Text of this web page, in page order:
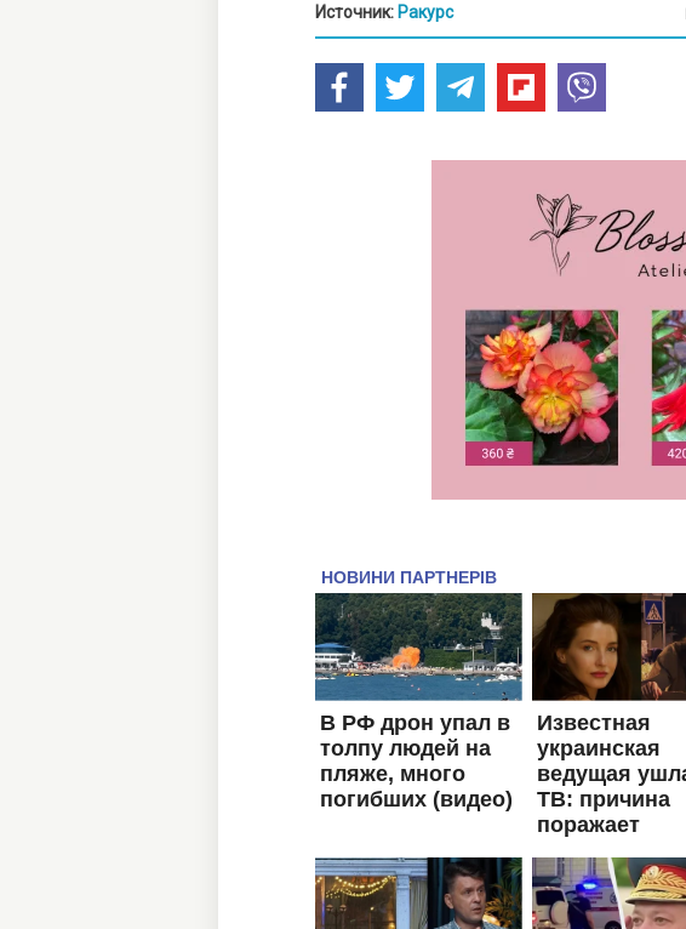
Источник: Ракурс